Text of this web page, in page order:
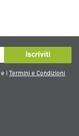
Iscriviti
e i
Termini e Condizioni